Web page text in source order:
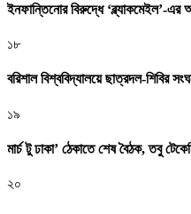
ইনফান্তিনোর বিরুদ্ধে ‘ব্ল্যাকমেইল’-এর
১৮
বরিশাল বিশ্ববিদ্যালয়ে ছাত্রদল-শিবির
১৯
মার্চ টু ঢাকা’ ঠেকাতে শেষ বৈঠক, তবু
২০